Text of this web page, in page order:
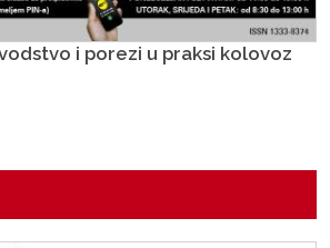
i porezi u praksi kolovoz